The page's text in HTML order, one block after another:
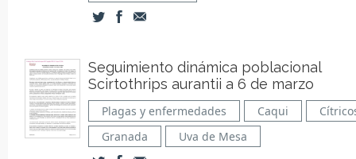
Seguimiento dinámica poblacional
Scirtothrips aurantii a 6 de marzo
Plagas y enfermedades Caqui
Granada
Uva de Mesa